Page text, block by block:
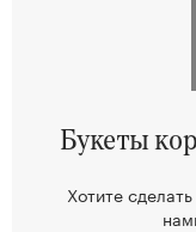
Букеты
Хотите